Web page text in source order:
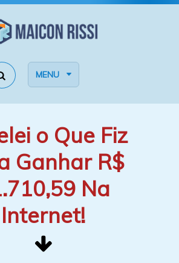
MENU
o Que Fiz
Ganhar R$
Na
Internet!